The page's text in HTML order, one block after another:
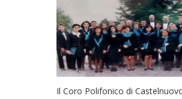
Il Coro Polifonico di